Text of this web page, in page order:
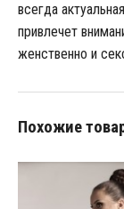
всегда
привлечет
женственно и
Похожие